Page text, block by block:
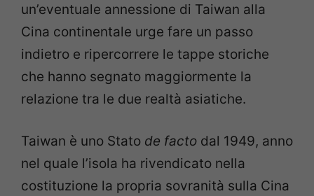
un’eventuale annessione di Taiwan alla
Cina continentale urge fare un passo
indietro e ripercorrere le tappe storiche
che hanno segnato maggiormente la
relazione tra le due realtà asiatiche.
Taiwan è uno Stato de facto dal 1949, anno
nel quale l’isola ha rivendicato nella
costituzione la propria sovranità sulla Cina